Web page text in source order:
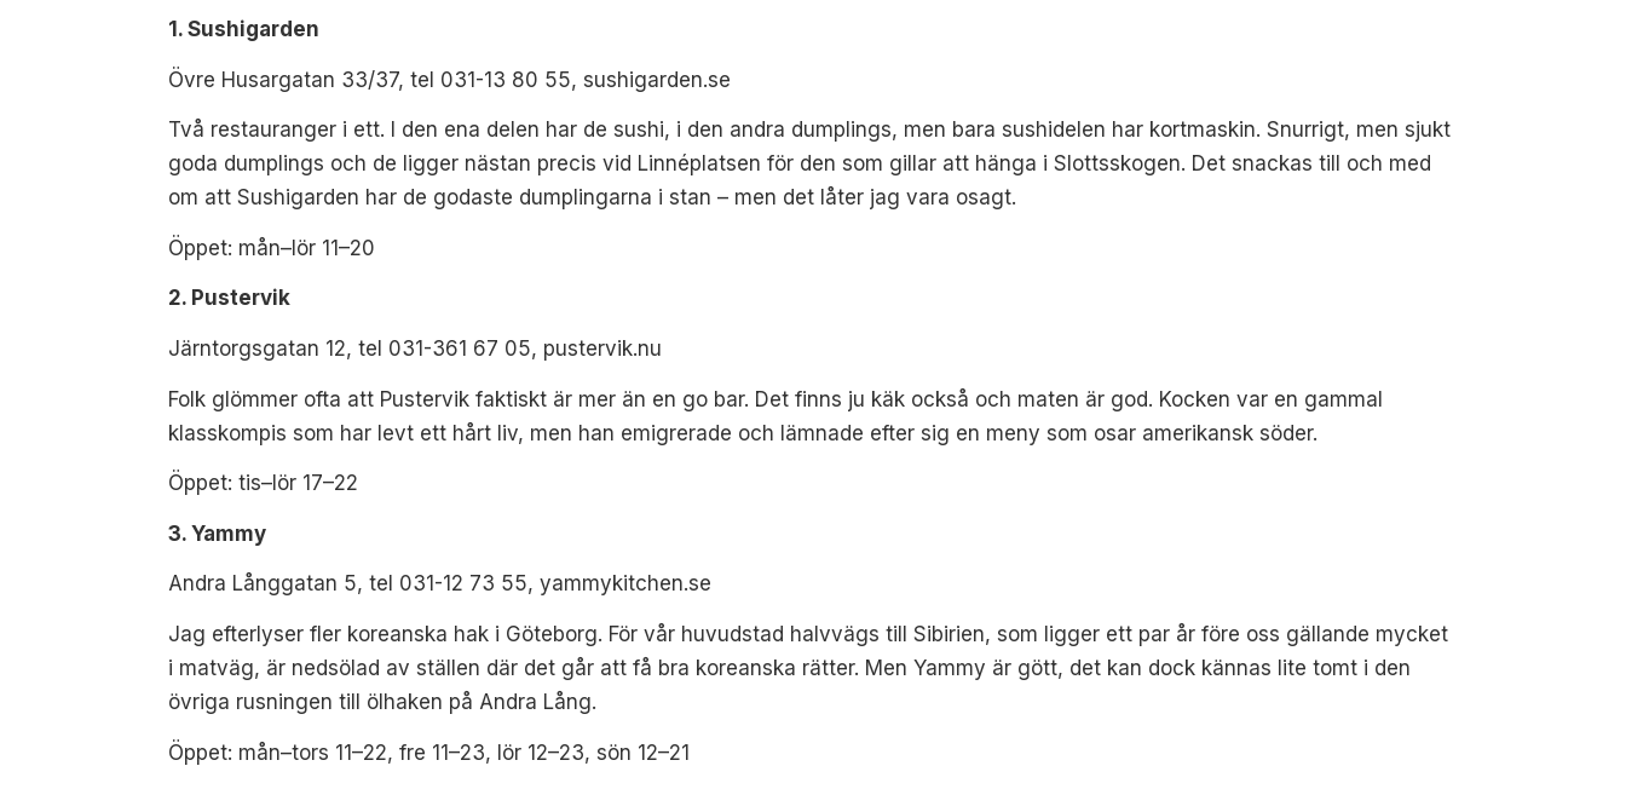
1. Sushigarden
Övre Husargatan 33/37, tel 031-13 80 55, sushigarden.se
Två restauranger i ett. I den ena delen har de sushi, i den andra dumplings, men bara sushidelen har kortmaskin. Snurrigt, men sjukt
goda dumplings och de ligger nästan precis vid Linnéplatsen för den som gillar att hänga i Slottsskogen. Det snackas till och med
om att Sushigarden har de godaste dumplingarna i stan – men det låter jag vara osagt.
Öppet: mån–lör 11–20
2. Pustervik
Järntorgsgatan 12, tel 031-361 67 05, pustervik.nu
Folk glömmer ofta att Pustervik faktiskt är mer än en go bar. Det finns ju käk också och maten är god. Kocken var en gammal
klasskompis som har levt ett hårt liv, men han emigrerade och lämnade efter sig en meny som osar amerikansk söder.
Öppet: tis–lör 17–22
3. Yammy
Andra Långgatan 5, tel 031-12 73 55, yammykitchen.se
Jag efterlyser fler koreanska hak i Göteborg. För vår huvudstad halvvägs till Sibirien, som ligger ett par år före oss gällande mycket
i matväg, är nedsölad av ställen där det går att få bra koreanska rätter. Men Yammy är gött, det kan dock kännas lite tomt i den
övriga rusningen till ölhaken på Andra Lång.
Öppet: mån–tors 11–22, fre 11–23, lör 12–23, sön 12–21